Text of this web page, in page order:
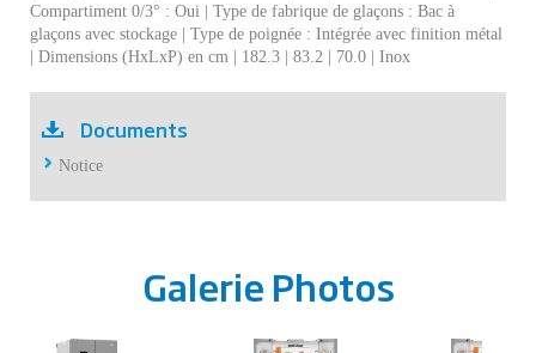
Compartiment 0/3° : Oui | Type de fabrique de glaçons : Bac à
glaçons avec stockage | Type de poignée : Intégrée avec finition métal
| Dimensions (HxLxP) en cm | 182.3 | 83.2 | 70.0 | Inox
Documents
Notice
Galerie Photos